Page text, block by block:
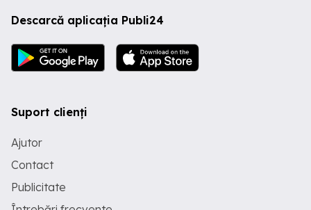
Descarcă aplicația Publi24
Suport clienți
Ajutor
Contact
Publicitate